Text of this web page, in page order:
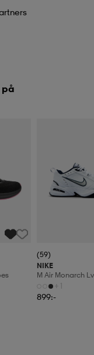
på
(59)
NIKE
M Air Monarch Lv
+1
899:-